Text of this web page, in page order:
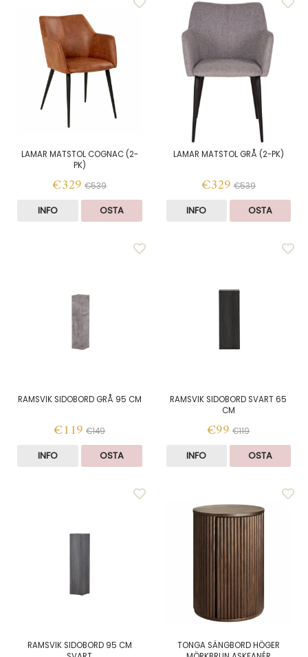
LAMAR MATSTOL COGNAC (2-
PK)
€329 €539
INFO OSTA
LAMAR MATSTOL GRÅ (2-PK)
€329 €539
INFO OSTA
RAMSVIK SIDOBORD GRÅ 95 CM
€119 €149
INFO OSTA
RAMSVIK SIDOBORD SVART 65
CM
€99 €119
INFO OSTA
RAMSVIK SIDOBORD 95 CM
TONGA SÄNGBORD HÖGER